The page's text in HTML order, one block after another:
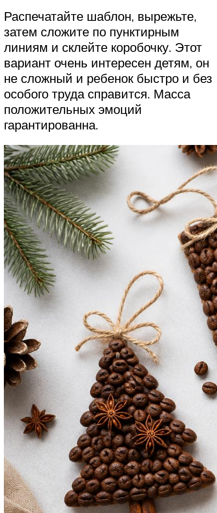
Распечатайте шаблон, вырежьте,
затем сложите по пунктирным
линиям и склейте коробочку. Этот
вариант очень интересен детям, он
не сложный и ребенок быстро и без
особого труда справится. Масса
положительных эмоций
гарантированна.